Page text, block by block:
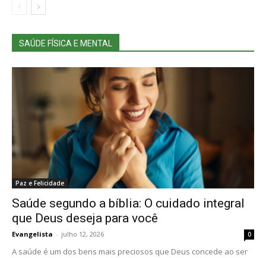
SAÚDE FÍSICA E MENTAL
Paz e Felicidade
Saúde segundo a bíblia: O cuidado integral
que Deus deseja para você
Evangelista - julho 12, 2026 0
A saúde é um dos bens mais preciosos que Deus concede ao ser